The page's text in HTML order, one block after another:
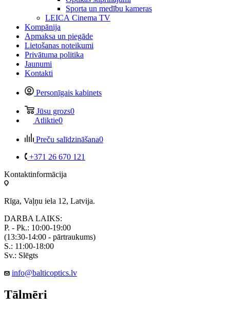
Sporta un medību kameras
LEICA Cinema TV
Kompānija
Apmaksa un piegāde
Lietošanas noteikumi
Privātuma politika
Jaunumi
Kontakti
Personīgais kabinets
Jūsu grozs0
Atliktie0
Preču salīdzināšana0
+371 26 670 121
Kontaktinformācija
Rīga, Vaļņu iela 12, Latvija.
DARBA LAIKS:
P. - Pk.: 10:00-19:00
(13:30-14:00 - pārtraukums)
S.: 11:00-18:00
Sv.: Slēgts
info@balticoptics.lv
Tālmēri